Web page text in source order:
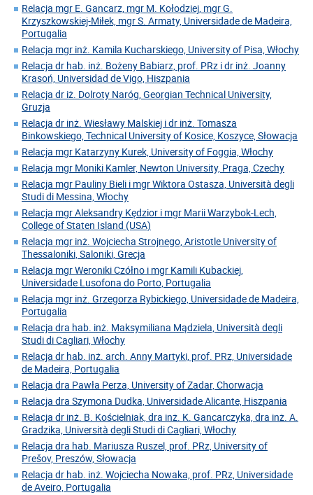
Relacja mgr E. Gancarz, mgr M. Kołodziej, mgr G.
Krzyszkowskiej-Miłek, mgr S. Armaty, Universidade de Madeira,
Portugalia
Relacja mgr inż. Kamila Kucharskiego, University of Pisa, Włochy
Relacja dr hab. inż. Bożeny Babiarz, prof. PRz i dr inż. Joanny
Krasoń, Universidad de Vigo, Hiszpania
Relacja dr iż. Dolroty Naróg, Georgian Technical University,
Gruzja
Relacja dr inż. Wiesławy Malskiej i dr inż. Tomasza
Binkowskiego, Technical University of Kosice, Koszyce, Słowacja
Relacja mgr Katarzyny Kurek, University of Foggia, Włochy
Relacja mgr Moniki Kamler, Newton University, Praga, Czechy
Relacja mgr Pauliny Bieli i mgr Wiktora Ostasza, Università degli
Studi di Messina, Włochy
Relacja mgr Aleksandry Kędzior i mgr Marii Warzybok-Lech,
College of Staten Island (USA)
Relacja mgr inż. Wojciecha Strojnego, Aristotle University of
Thessaloniki, Saloniki, Grecja
Relacja mgr Weroniki Czółno i mgr Kamili Kubackiej,
Universidade Lusofona do Porto, Portugalia
Relacja mgr inż. Grzegorza Rybickiego, Universidade de Madeira,
Portugalia
Relacja dra hab. inż. Maksymiliana Mądziela, Università degli
Studi di Cagliari, Włochy
Relacja dr hab. inż. arch. Anny Martyki, prof. PRz, Universidade
de Madeira, Portugalia
Relacja dra Pawła Perza, University of Zadar, Chorwacja
Relacja dra Szymona Dudka, Universidade Alicante, Hiszpania
Relacja dr inż. B. Kościelniak, dra inż. K. Gancarczyka, dra inż. A.
Gradzika, Università degli Studi di Cagliari, Włochy
Relacja dra hab. Mariusza Ruszel, prof. PRz, University of
Prešov, Preszów, Słowacja
Relacja dr hab. inż. Wojciecha Nowaka, prof. PRz, Universidade
de Aveiro, Portugalia